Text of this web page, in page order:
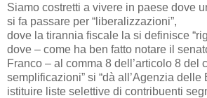
Siamo costretti a vivere in paese dove
si fa passare per “liberalizzazioni”,
dove la tirannia fiscale la si definisce
dove – come ha ben fatto notare il
Franco – al comma 8 dell’articolo 8 del
semplificazioni” si “dà all’Agenzia delle
istituire liste selettive di contribuenti